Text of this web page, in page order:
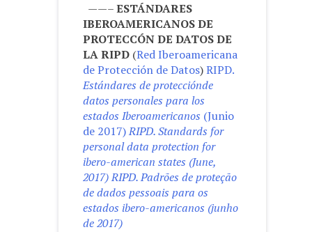
——–ESTÁNDARES
IBEROAMERICANOS DE
PROTECCÓN DE DATOS DE
LA RIPD(Red Iberoamericana
de Protección de Datos)RIPD.
Estándares de protecciónde
datos personales para los
estados Iberoamericanos (Junio
de 2017)RIPD.Standards for
personal data protection for
ibero-american states (June,
2017)RIPD. Padrões de proteção
de dados pessoais para os
estados ibero-americanos (junho
de 2017)